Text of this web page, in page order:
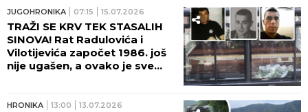
JUGOHRONIKA 07:15 15.07.2026
TRAŽI SE KRV TEK STASALIH
SINOVA! Rat Radulovića i
Vilotijevića započet 1986. još
nije ugašen, a ovako je sve
HRONIKA 13:00 13.07.2026